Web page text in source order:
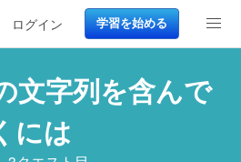
ログイン 学習を始める
文字列を含んで
には